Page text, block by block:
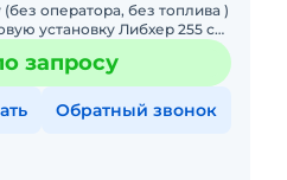
оператора, без топлива )
установку Либхер 255 с
хорошем состоянии, готова
запросу
Обратный звонок